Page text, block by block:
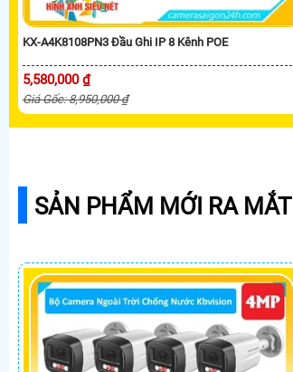
KX-A4K8108PN3 Đầu Ghi IP 8 Kênh POE
5,580,000 ₫
Giá Gốc: 8,950,000 ₫
SẢN PHẨM MỚI RA MẮT